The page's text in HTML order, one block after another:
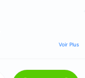
Voir Plus